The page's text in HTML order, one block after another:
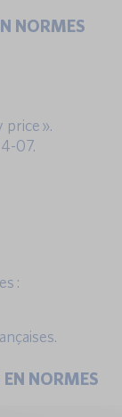
NORMES
price ».
07.
:
EN NORMES